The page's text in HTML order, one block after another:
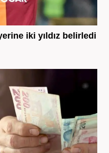
iki yıldız belirledi